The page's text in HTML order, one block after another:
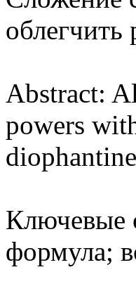
Abstract:
powers
Ключевые
формула;